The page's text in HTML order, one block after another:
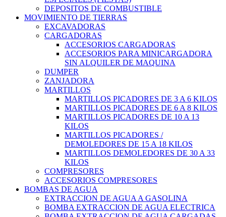
DEPOSITOS DE COMBUSTIBLE
MOVIMIENTO DE TIERRAS
EXCAVADORAS
CARGADORAS
ACCESORIOS CARGADORAS
ACCESORIOS PARA MINICARGADORA
SIN ALQUILER DE MAQUINA
DUMPER
ZANJADORA
MARTILLOS
MARTILLOS PICADORES DE 3 A 6 KILOS
MARTILLOS PICADORES DE 6 A 8 KILOS
MARTILLOS PICADORES DE 10 A 13
KILOS
MARTILLOS PICADORES /
DEMOLEDORES DE 15 A 18 KILOS
MARTILLOS DEMOLEDORES DE 30 A 33
KILOS
COMPRESORES
ACCESORIOS COMPRESORES
BOMBAS DE AGUA
EXTRACCION DE AGUA A GASOLINA
BOMBA EXTRACCION DE AGUA ELECTRICA